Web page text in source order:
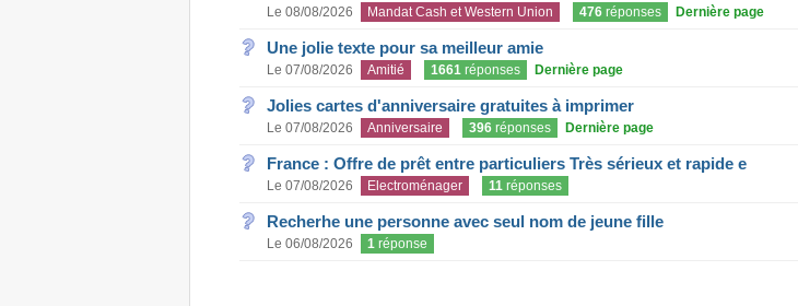
Le 08/08/2026 Mandat Cash et Western Union 476réponses Dernière page
Une jolie texte pour sa meilleur amie
Le 07/08/2026 Amitié 1661réponses Dernière page
Jolies cartes d'anniversaire gratuites à imprimer
Le 07/08/2026 Anniversaire 396réponses Dernière page
France : Offre de prêt entre particuliers Très sérieux et rapide e
Le 07/08/2026 Electroménager 11réponses
Recherhe une personne avec seul nom de jeune fille
Le 06/08/2026 1réponse